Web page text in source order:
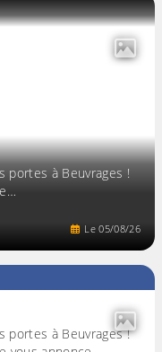
portes à Beuvrages !
Le05/08/26
portes à Beuvrages !